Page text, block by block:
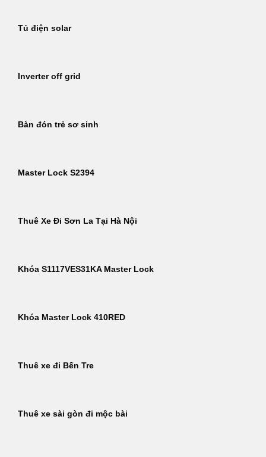
Tủ điện solar
Inverter off grid
Bàn đón trẻ sơ sinh
Master Lock S2394
Thuê Xe Đi Sơn La Tại Hà Nội
Khóa S1117VES31KA Master Lock
Khóa Master Lock 410RED
Thuê xe đi Bến Tre
Thuê xe sài gòn đi mộc bài